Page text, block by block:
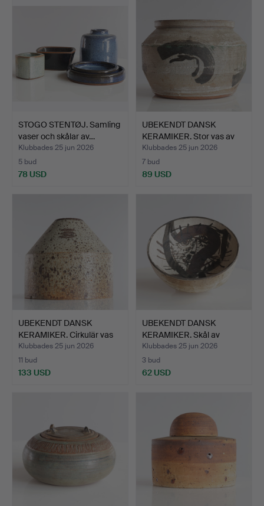
STOGO STENTØJ. Samling
vaser och skålar av…
Klubbades 25 jun 2026
5 bud
78 USD
UBEKENDT DANSK
KERAMIKER. Stor vas av
glas…
Klubbades 25 jun 2026
7 bud
89 USD
UBEKENDT DANSK
KERAMIKER. Cirkulär vas
med…
Klubbades 25 jun 2026
11 bud
133 USD
UBEKENDT DANSK
KERAMIKER. Skål av
glaserat…
Klubbades 25 jun 2026
3 bud
62 USD